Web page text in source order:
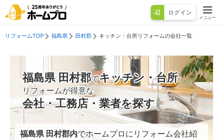
ログイン
メニュー
リフォームTOP 福島県 田村郡 キッチン・台所リフォームの会社一覧
福島県 田村郡でキッチン・台所
リフォームが得意な
会社・工務店・業者を探す
福島県 田村郡内でホームプロにリフォーム会社紹